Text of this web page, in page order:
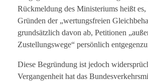
Rückmeldung des Ministeriums heißt es,
Gründen der „wertungsfreien
grundsätzlich davon ab, Petitionen
Zustellungswege“ persönlich
Diese Begründung ist jedoch
Vergangenheit hat das